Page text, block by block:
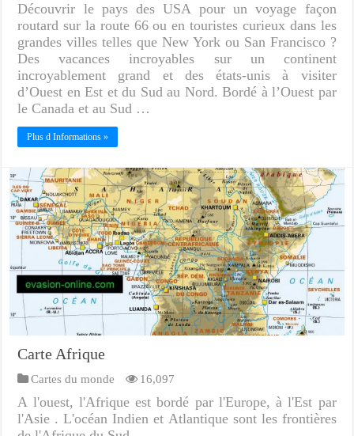
Découvrir le pays des USA pour un voyage façon
routard sur la route 66 ou en touristes curieux dans les
grandes villes telles que New York ou San Francisco ?
Des vacances incroyables sur un continent
incroyablement grand et des états-unis à visiter
d’Ouest en Est et du Sud au Nord. Bordé à l’Ouest par
le Canada et au Sud …
Plus d Informations »
Carte Afrique
Cartes du monde 16,097
A l'ouest, l'Afrique est bordé par l'Europe, à l'Est par
l'Asie . L'océan Indien et Atlantique sont les frontières